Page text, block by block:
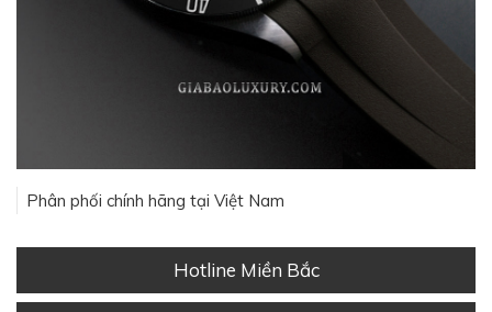
Phân phối chính hãng tại Việt Nam
Hotline Miền Bắc